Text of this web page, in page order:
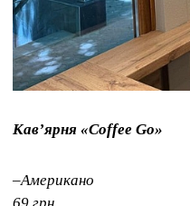
Кавʼярня «Coffee Go»
–Американо
69 грн